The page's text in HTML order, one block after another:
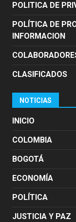
POLITICA DE
POLÍTICA DE
INFORMACION
CLASIFICADOS
NOTICIAS
INICIO
COLOMBIA
BOGOTÁ
ECONOMÍA
POLÍTICA
JUSTICIA Y PAZ